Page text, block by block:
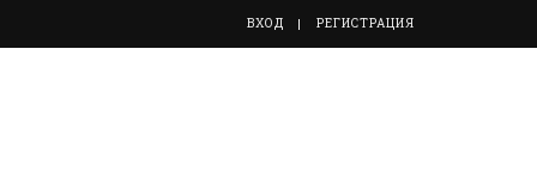
ВХОД РЕГИСТРАЦИЯ